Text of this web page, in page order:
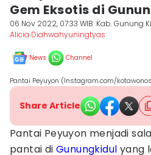
Gem Eksotis di
06 Nov 2022, 07:33 WIB Kab. Gunung
Alicia Diahwahyuningtyas
News Channel
Pantai Peyuyon (Instagram.com/
Share Article
Pantai Peyuyon menjadi
pantai diGunungkidul yang